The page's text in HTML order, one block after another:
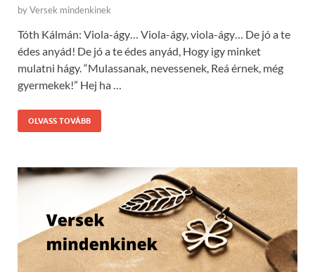
byVersek mindenkinek
Tóth Kálmán: Viola-ágy… Viola-ágy, viola-ágy… De jó a te
édes anyád! De jó a te édes anyád, Hogy igy minket
mulatni hágy. “Mulassanak, nevessenek, Reá érnek, még
gyermekek!” Hej ha …
OLVASS TOVÁBB